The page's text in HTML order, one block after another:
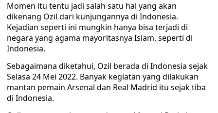
Momen itu tentu jadi salah satu hal yang akan
dikenang Ozil dari kunjungannya di Indonesia.
Kejadian seperti ini mungkin hanya bisa terjadi di
negara yang agama mayoritasnya Islam, seperti di
Indonesia.
Sebagaimana diketahui, Ozil berada di Indonesia sejak
Selasa 24 Mei 2022. Banyak kegiatan yang dilakukan
mantan pemain Arsenal dan Real Madrid itu sejak tiba
di Indonesia.